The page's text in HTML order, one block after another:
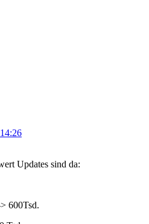
Updates sind da:
600Tsd.